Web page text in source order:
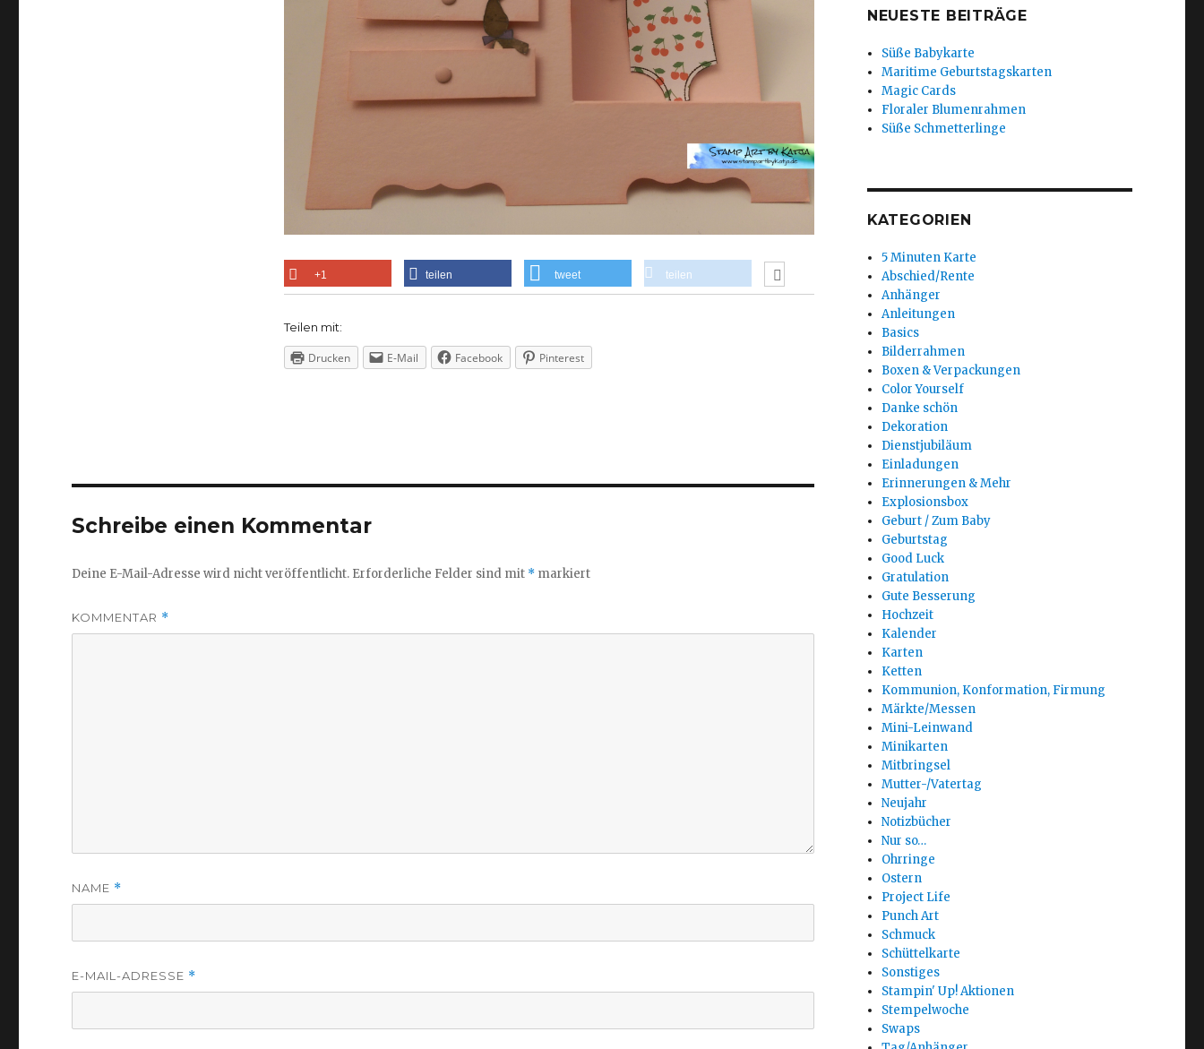
+1 teilen tweet teilen
Teilen mit:
Drucken E-Mail Facebook Pinterest
Schreibe einen Kommentar
Deine E-Mail-Adresse wird nicht veröffentlicht. Erforderliche Felder sind mit * markiert
KOMMENTAR *
NAME *
E-MAIL-ADRESSE *
NEUESTE BEITRÄGE
Süße Babykarte
Maritime Geburtstagskarten
Magic Cards
Floraler Blumenrahmen
Süße Schmetterlinge
KATEGORIEN
5 Minuten Karte
Abschied/Rente
Anhänger
Anleitungen
Basics
Bilderrahmen
Boxen & Verpackungen
Color Yourself
Danke schön
Dekoration
Dienstjubiläum
Einladungen
Erinnerungen & Mehr
Explosionsbox
Geburt / Zum Baby
Geburtstag
Good Luck
Gratulation
Gute Besserung
Hochzeit
Kalender
Karten
Ketten
Kommunion, Konformation, Firmung
Märkte/Messen
Mini-Leinwand
Minikarten
Mitbringsel
Mutter-/Vatertag
Neujahr
Notizbücher
Nur so…
Ohrringe
Ostern
Project Life
Punch Art
Schmuck
Schüttelkarte
Sonstiges
Stampin' Up! Aktionen
Stempelwoche
Swaps